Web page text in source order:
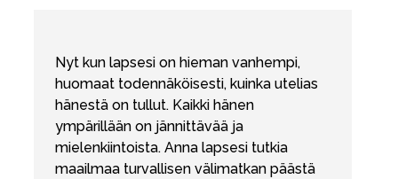
Nyt kun lapsesi on hieman vanhempi,
huomaat todennäköisesti, kuinka utelias
hänestä on tullut. Kaikki hänen
ympärillään on jännittävää ja
mielenkiintoista. Anna lapsesi tutkia
maailmaa turvallisen välimatkan päästä